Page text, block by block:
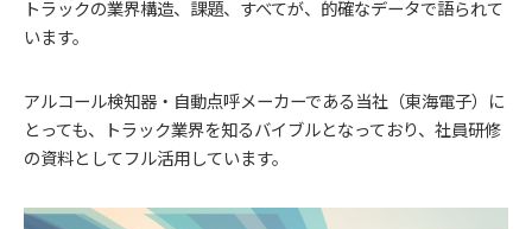
トラックの業界構造、課題、すべてが、的確なデータで語られて
います。
アルコール検知器・自動点呼メーカーである当社（東海電子）に
とっても、トラック業界を知るバイブルとなっており、社員研修
の資料としてフル活用しています。